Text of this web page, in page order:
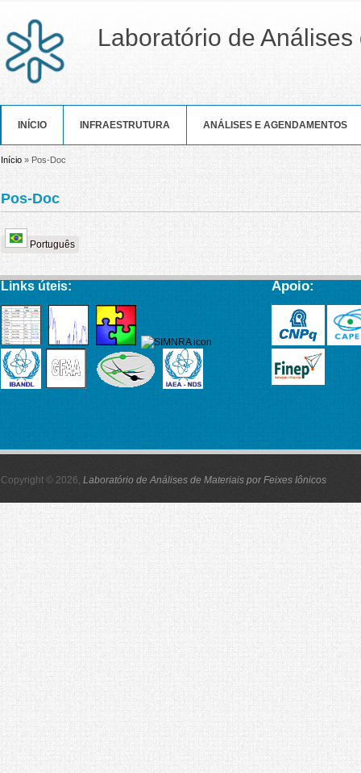
Laboratório de
INÍCIO INFRAESTRUTURA ANÁLISES E AGENDAMENTOS
Você está aqui
Início » Pos-Doc
Pos-Doc
Português
Links úteis: Apoio:
Copyright © 2026, Laboratório de Análises de Materiais por Feixes Iônicos